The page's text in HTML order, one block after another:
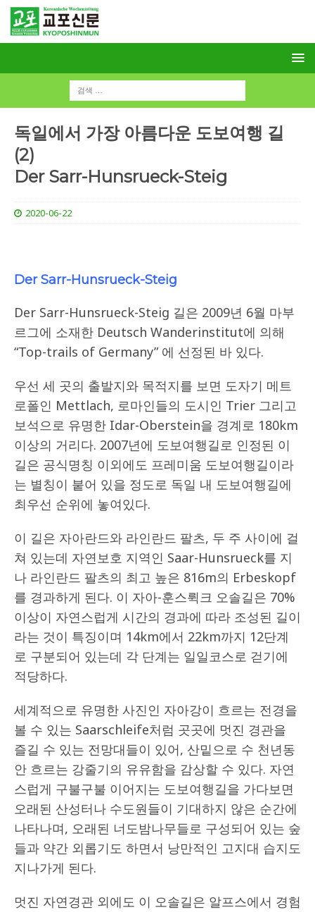
독일에서 가장 아름다운 도보여행 길
(2)
Der Sarr-Hunsrueck-Steig
2020-06-22
Der Sarr-Hunsrueck-Steig
Der Sarr-Hunsrueck-Steig 길은 2009년 6월 마부
르그에 소재한 Deutsch Wanderinstitut에 의해
“Top-trails of Germany” 에 선정된 바 있다.
우선 세 곳의 출발지와 목적지를 보면 도자기 메트
로폴인 Mettlach, 로마인들의 도시인 Trier 그리고
보석으로 유명한 Idar-Oberstein을 경계로 180km
이상의 거리다. 2007년에 도보여행길로 인정된 이
길은 공식명칭 이외에도 프레미움 도보여행길이라
는 별칭이 붙어 있을 정도로 독일 내 도보여행길에
최우선 순위에 놓여있다.
이 길은 자아란드와 라인란드 팔츠, 두 주 사이에 걸
쳐 있는데 자연보호 지역인 Saar-Hunsrueck를 지
나 라인란드 팔츠의 최고 높은 816m의 Erbeskopf
를 경과하게 된다. 이 자아-훈스뤽크 오솔길은 70%
이상이 자연스럽게 시간의 경과에 따라 조성된 길이
라는 것이 특징이며 14km에서 22km까지 12단계
로 구분되어 있는데 각 단계는 일일코스로 걷기에
적당하다.
세계적으로 유명한 사진인 자아강이 흐르는 전경을
볼 수 있는 Saarschleife처럼 곳곳에 멋진 경관을
즐길 수 있는 전망대들이 있어, 산밑으로 수 천년동
안 흐르는 강줄기의 유유함을 감상할 수 있다. 자연
스럽게 구불구불 이어지는 도보여행길을 가다보면
오래된 산성터나 수도원들이 기대하지 않은 순간에
나타나며, 오래된 너도밤나무들로 구성되어 있는 숲
들과 약간 외롭기도 하면서 낭만적인 고지대 습지도
지나가게 된다.
멋진 자연경관 외에도 이 오솔길은 알프스에서 경험